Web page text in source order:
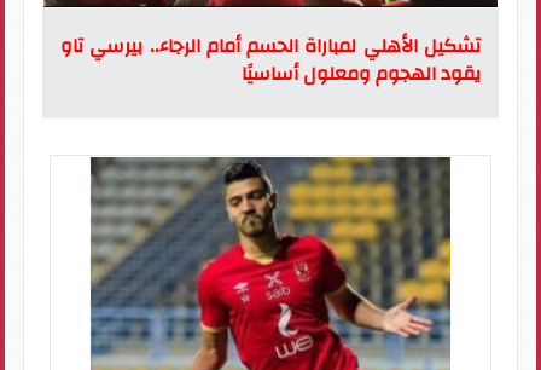
تشكيل الأهلي لمباراة الحسم أمام الرجاء.. بيرسي تاو
يقود الهجوم ومعلول أساسيًا